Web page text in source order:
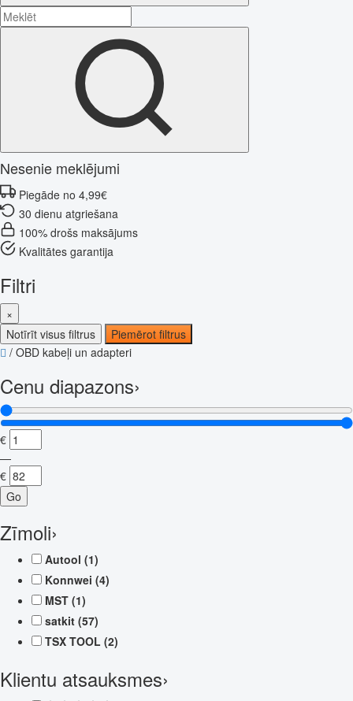
Nesenie meklējumi
Piegāde no 4,99€
30 dienu atgriešana
100% drošs maksājums
Kvalitātes garantija
Filtri
×
Notīrīt visus filtrus
Piemērot filtrus
/ OBD kabeļi un adapteri
Cenu diapazons›
€
—
€
Go
Zīmoli›
Autool (1)
Konnwei (4)
MST (1)
satkit (57)
TSX TOOL (2)
Klientu atsauksmes›